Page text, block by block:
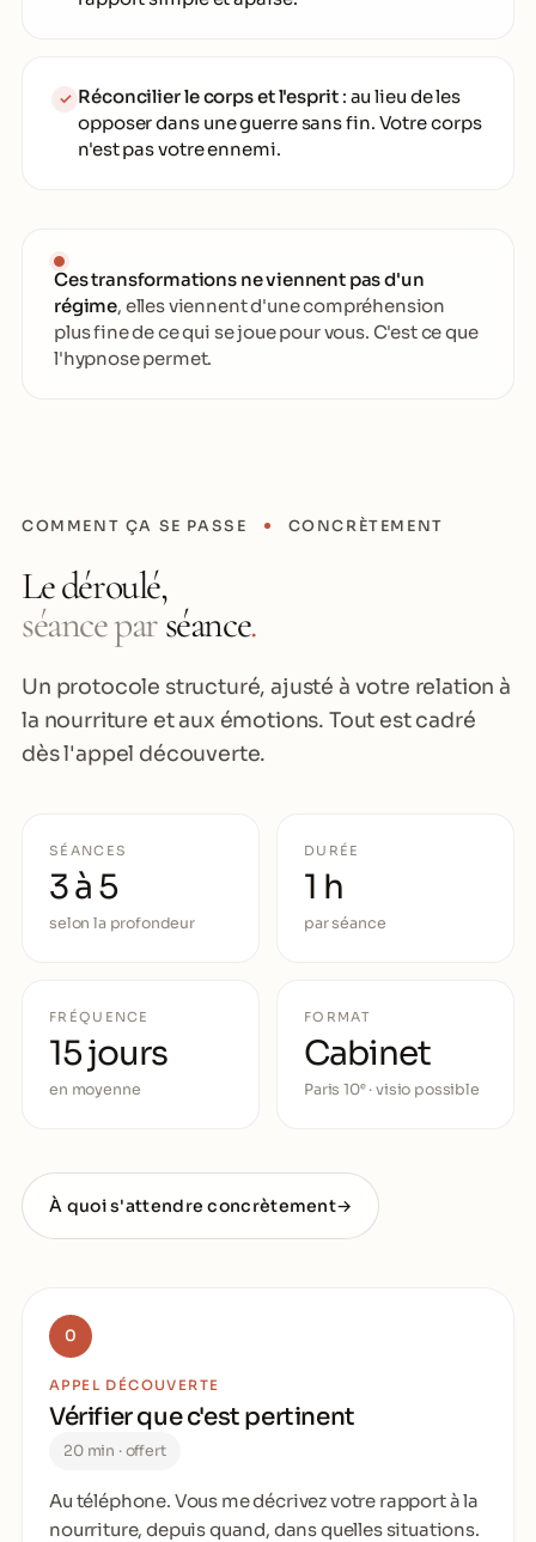
✓ Réconcilier le corps et l'esprit: au lieu de les
opposer dans une guerre sans fin. Votre corps
n'est pas votre ennemi.
Ces transformations ne viennent pas d'un
régime, elles viennent d'une compréhension
plus fine de ce qui se joue pour vous. C'est ce que
l'hypnose permet.
COMMENT ÇA SE PASSE CONCRÈTEMENT
Le déroulé,
séance parséance.
Un protocole structuré, ajusté à votre relation à
la nourriture et aux émotions. Tout est cadré
dès l'appel découverte.
SÉANCES
3 à 5
selon la profondeur
DURÉE
1 h
par séance
FRÉQUENCE
15 jours
en moyenne
FORMAT
Cabinet
Paris 10ᵉ · visio possible
À quoi s'attendre concrètement→
0
APPEL DÉCOUVERTE
Vérifier que c'est pertinent
20 min · offert
Au téléphone. Vous me décrivez votre rapport à la
nourriture, depuis quand, dans quelles situations.